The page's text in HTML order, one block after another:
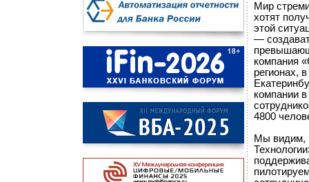
Мир
хотят
этой
—
компания
регионах,
компании
4800
Мы видим,